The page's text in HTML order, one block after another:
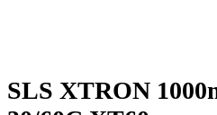
SLS XTRON